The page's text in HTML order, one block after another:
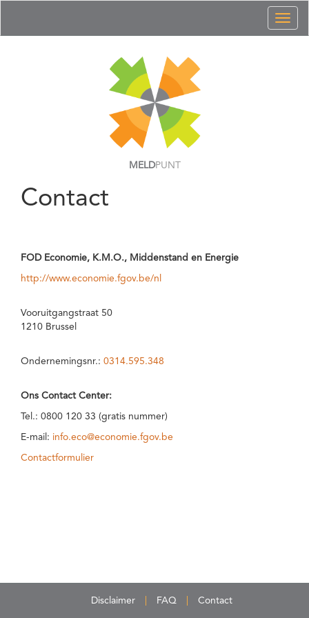
MELDPUNT
Contact
FOD Economie, K.M.O., Middenstand en Energie
http://www.economie.fgov.be/nl
Vooruitgangstraat 50
1210 Brussel
Ondernemingsnr.: 0314.595.348
Ons Contact Center:
Tel.: 0800 120 33 (gratis nummer)
E-mail: info.eco@economie.fgov.be
Contactformulier
Disclaimer FAQ Contact